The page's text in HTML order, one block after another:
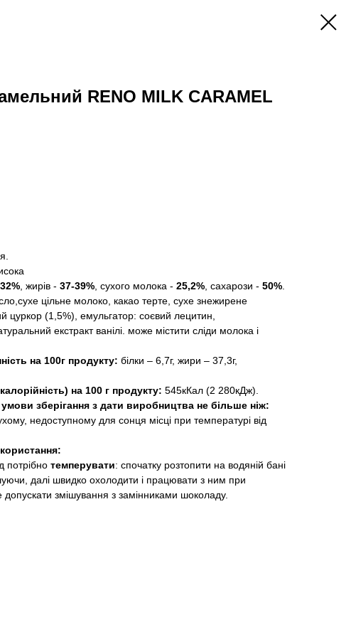
RENO MILK CARAMEL
32%, жирів - 37-39%, сухого молока - 25,2%, сахарози - 50%.
цільне молоко, какао терте, сухе знежирене
цуркор (1,5%), емульгатор: соєвий лецитин,
екстракт ванілі. може містити сліди молока і
на 100г продукту: білки – 6,7г, жири – 37,3г,
на 100 г продукту: 545кКал (2 280кДж).
умови зберігання з дати виробництва не більше ніж:
недоступному для сонця місці при температурі від
потрібно темперувати: спочатку розтопити на водяній бані
далі швидко охолодити і працювати з ним при
змішування з замінниками шоколаду.